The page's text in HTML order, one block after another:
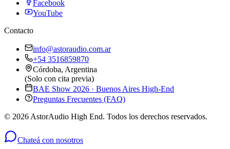
Facebook
YouTube
Contacto
info@astoraudio.com.ar
+54 3516859870
Córdoba, Argentina
(Solo con cita previa)
BAE Show 2026 · Buenos Aires High-End
Preguntas Frecuentes (FAQ)
© 2026 AstorAudio High End. Todos los derechos reservados.
Chateá con nosotros